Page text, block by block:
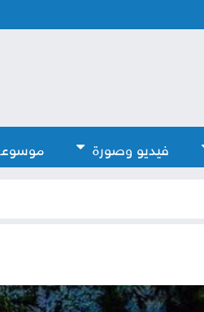
فيديو وصورة